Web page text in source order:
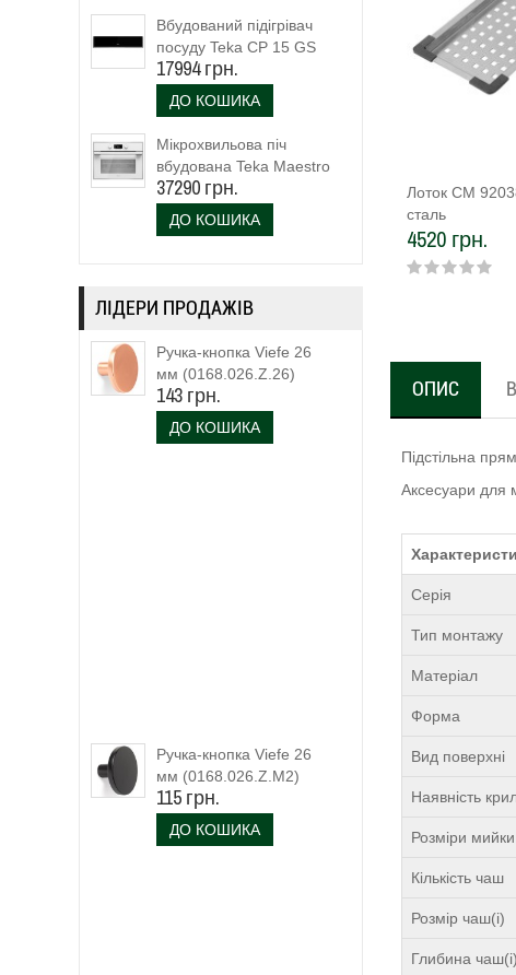
Вбудований підігрівач
посуду Teka CP 15 GS
(40589920)
17994 грн.
ДО КОШИКА
Мікрохвильова піч
вбудована Teka Maestro
MLC 844 (111160023)
біле скло
37290 грн.
ДО КОШИКА
ЛІДЕРИ ПРОДАЖІВ
Ручка-кнопка Viefe 26
мм (0168.026.Z.26)
143 грн.
ДО КОШИКА
Ручка-кнопка Viefe 26
мм (0168.026.Z.M2)
чорний матовий
115 грн.
ДО КОШИКА
Лоток CM
сталь
4520 грн.
ОПИС
Підстільна
Аксесуари для
Серія
Тип монтажу
Матеріал
Форма
Вид поверхні
Наявність
Розміри мийки
Кількість чаш
Розмір чаш(і)
Глибина чаш(і)